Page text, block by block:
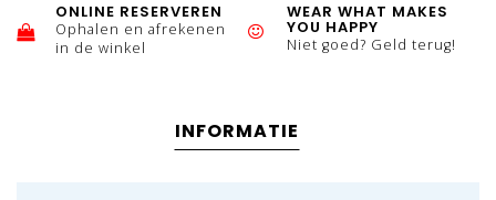
ONLINE RESERVEREN
Ophalen en afrekenen
in de winkel
WEAR WHAT MAKES
YOU HAPPY
Niet goed? Geld terug!
INFORMATIE